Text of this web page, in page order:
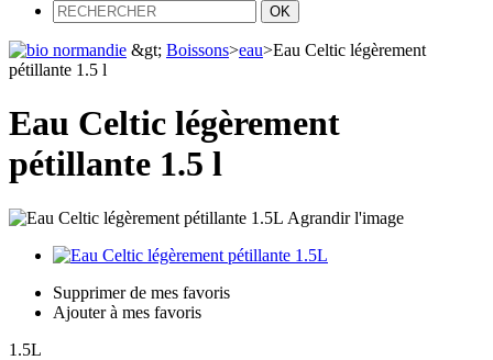
&gt; Boissons>eau>Eau Celtic légèrement
pétillante 1.5 l
Eau Celtic légèrement
pétillante 1.5 l
Agrandir l'image
Supprimer de mes favoris
Ajouter à mes favoris
1.5L